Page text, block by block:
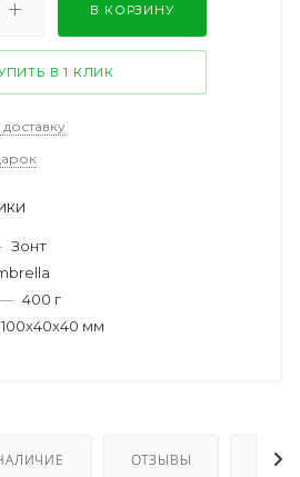
В КОРЗИНУ
В 1 КЛИК
доставку
Зонт
— 400 г
100х40х40 мм
ОТЗЫВЫ КАК